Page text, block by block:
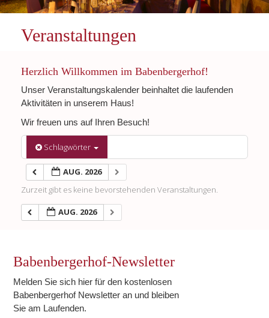
Veranstaltungen
Herzlich Willkommen im Babenbergerhof!
Unser Veranstaltungskalender beinhaltet die laufenden
Aktivitäten in unserem Haus!
Wir freuen uns auf Ihren Besuch!
Schlagwörter
AUG. 2026
Zurzeit gibt es keine bevorstehenden Veranstaltungen.
AUG. 2026
Babenbergerhof-Newsletter
Melden Sie sich hier für den kostenlosen
Babenbergerhof Newsletter an und bleiben
Sie am Laufenden.